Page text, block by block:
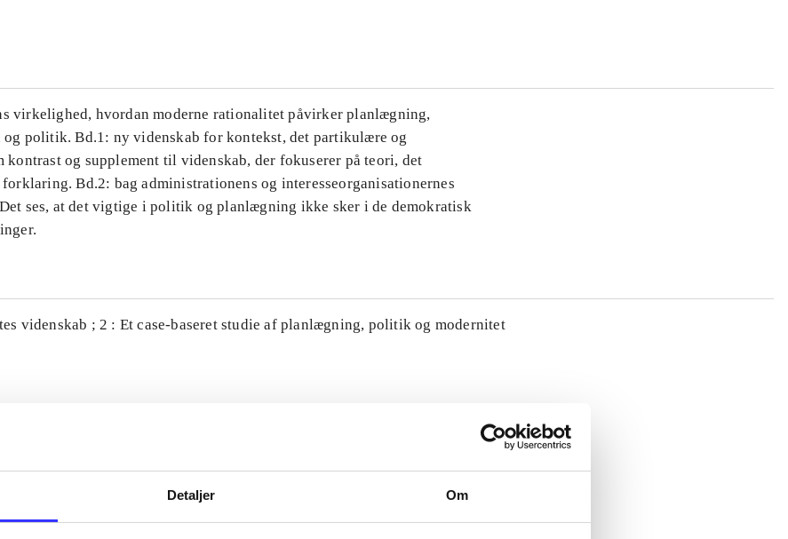
Detaljer Om
virkelighed, hvordan moderne rationalitet påvirker planlægning,
politik. Bd.1: ny videnskab for kontekst, det partikulære og
og supplement til videnskab, der fokuserer på teori, det
Bd.2: bag administrationens og interesseorganisationernes
ses, at det vigtige i politik og planlægning ikke sker i de demokratisk
videnskab ; 2 : Et case-baseret studie af planlægning, politik og modernitet